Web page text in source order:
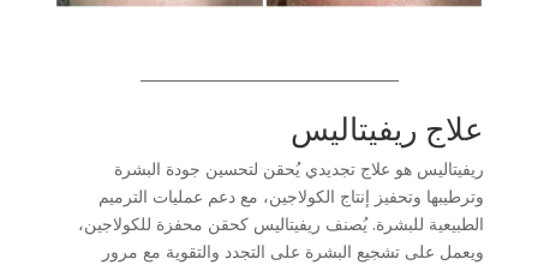
علاج ريفيتاليس
ريفيتاليس هو علاج تجديدي يُحقن لتحسين جودة البشرة
وترطيبها وتحفيز إنتاج الكولاجين، مع دعم عمليات الترميم
الطبيعية للبشرة. يُصنف ريفيتاليس كحقن محفزة للكولاجين،
ويعمل على تشجيع البشرة على التجدد والتقوية مع مرور